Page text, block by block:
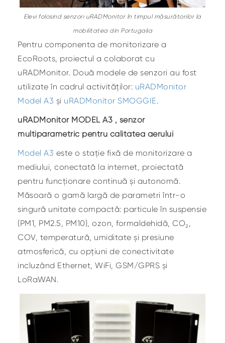
Elevi folosind senzori uRADMonitor în timpul măsurătorilor la
mobilitatea din Portugalia
Pentru componenta de monitorizare a
EcoRoots, proiectul a colaborat cu
uRADMonitor. Două modele de senzori au fost
utilizate în cadrul activităților: uRADMonitor
Model A3 și uRADMonitor SMOGGIE.
uRADMonitor MODEL A3 , senzor
multiparametric pentru calitatea aerului
Model A3 este o stație fixă de monitorizare a
mediului, conectată la internet, proiectată
pentru funcționare continuă și autonomă.
Măsoară o gamă largă de parametri într-o
singură unitate compactă: particule în suspensie
(PM1, PM2.5, PM10), ozon, formaldehidă, CO₂,
COV, temperatură, umiditate și presiune
atmosferică, cu opțiuni de conectivitate
incluzând Ethernet, WiFi, GSM/GPRS și
LoRaWAN.